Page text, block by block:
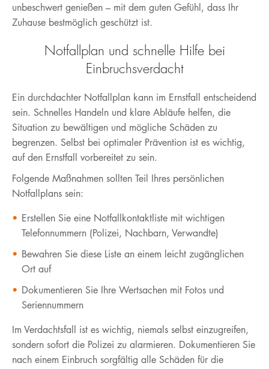
unbeschwert genießen – mit dem guten Gefühl, dass Ihr
Zuhause bestmöglich geschützt ist.
Notfallplan und schnelle Hilfe bei
Einbruchsverdacht
Ein durchdachter Notfallplan kann im Ernstfall entscheidend
sein. Schnelles Handeln und klare Abläufe helfen, die
Situation zu bewältigen und mögliche Schäden zu
begrenzen. Selbst bei optimaler Prävention ist es wichtig,
auf den Ernstfall vorbereitet zu sein.
Folgende Maßnahmen sollten Teil Ihres persönlichen
Notfallplans sein:
Erstellen Sie eine Notfallkontaktliste mit wichtigen
Telefonnummern (Polizei, Nachbarn, Verwandte)
Bewahren Sie diese Liste an einem leicht zugänglichen
Ort auf
Dokumentieren Sie Ihre Wertsachen mit Fotos und
Seriennummern
Im Verdachtsfall ist es wichtig, niemals selbst einzugreifen,
sondern sofort die Polizei zu alarmieren. Dokumentieren Sie
nach einem Einbruch sorgfältig alle Schäden für die